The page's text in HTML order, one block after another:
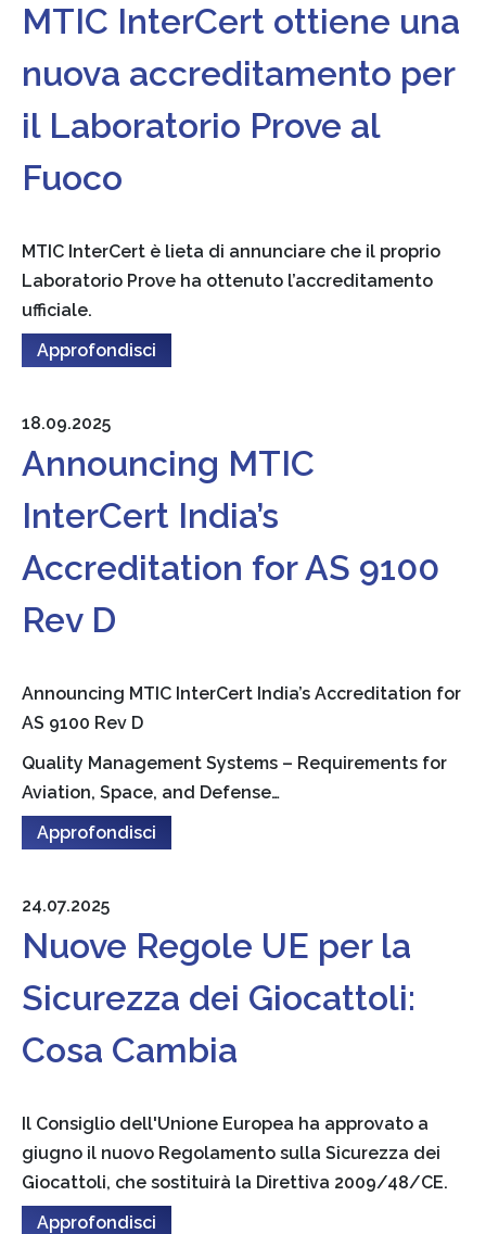
MTIC InterCert ottiene una
nuova accreditamento per
il Laboratorio Prove al
Fuoco
MTIC InterCert è lieta di annunciare che il proprio
Laboratorio Prove ha ottenuto l’accreditamento
ufficiale.
Approfondisci
18.09.2025
Announcing MTIC
InterCert India’s
Accreditation for AS 9100
Rev D
Announcing MTIC InterCert India’s Accreditation for
AS 9100 Rev D
Quality Management Systems – Requirements for
Aviation, Space, and Defense…
Approfondisci
24.07.2025
Nuove Regole UE per la
Sicurezza dei Giocattoli:
Cosa Cambia
Il Consiglio dell'Unione Europea ha approvato a
giugno il nuovo Regolamento sulla Sicurezza dei
Giocattoli, che sostituirà la Direttiva 2009/48/CE.
Approfondisci